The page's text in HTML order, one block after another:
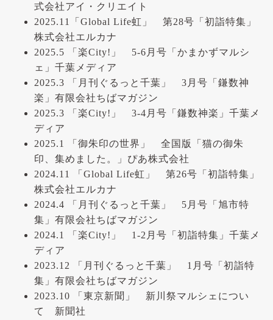
式会社アイ・クリエイト
2025.11「Global Life虹」 第28号「初詣特集」
株式会社エルカナ
2025.5 「楽City!」 5-6月号「かまかずマルシ
ェ」千葉メディア
2025.3 「月刊ぐるっと千葉」 3月号「鎌数神
楽」有限会社ちばマガジン
2025.3 「楽City!」 3-4月号「鎌数神楽」千葉メ
ディア
2025.1 「御朱印の世界」 全国版「猫の御朱
印、集めました。」ぴあ株式会社
2024.11 「Global Life虹」 第26号「初詣特集」
株式会社エルカナ
2024.4 「月刊ぐるっと千葉」 5月号「旭市特
集」有限会社ちばマガジン
2024.1 「楽City!」 1-2月号「初詣特集」千葉メ
ディア
2023.12 「月刊ぐるっと千葉」 1月号「初詣特
集」有限会社ちばマガジン
2023.10 「東京新聞」 新川祭マルシェについ
て 新聞社